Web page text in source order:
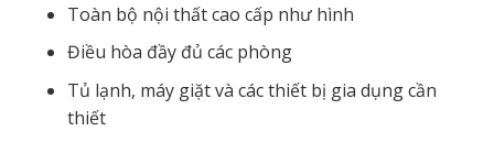
Toàn bộ nội thất cao cấp như hình
Điều hòa đầy đủ các phòng
Tủ lạnh, máy giặt và các thiết bị gia dụng cần
thiết